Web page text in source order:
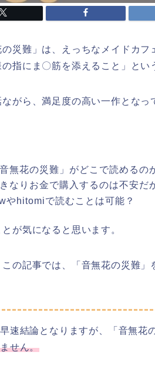
の災難」は、えっちなメイドカ
の指にま〇筋を添えること」とい
がら、満足度の高い一作となっ
音無花の災難」がどこで読めるの
なりお金で購入するのは不安だ
やhitomiで読むことは可能？
が気になると思います。
この記事では、「音無花の災難
早速結論となりますが、「音無花
ません。